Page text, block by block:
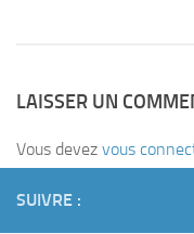
LAISSER UN
Vous devez vous
SUIVRE :